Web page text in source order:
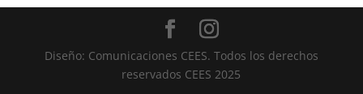
Diseño: Comunicaciones CEES. Todos los derechos
reservados CEES 2025